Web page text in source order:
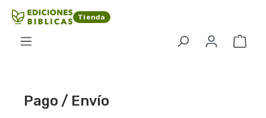
Saltar al contenido principal
Tienda
El
Pago / Envío